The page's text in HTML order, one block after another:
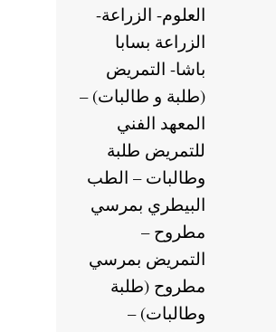
العلوم- الزراعة-
الزراعة بسابا
باشا- التمريض
(طلبة و طالبات) –
المعهد الفني
للتمريض طلبة
وطالبات – الطب
البيطري بمرسي
التمريض بمرسي
مطروح (طلبة
وطالبات) –